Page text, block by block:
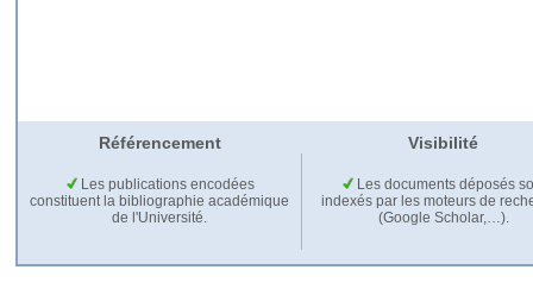
Référencement Visibilité
Les publications encodées
constituent la bibliographie académique
de l'Université.
Les documents déposés
indexés par les moteurs de
(Google Scholar,…).